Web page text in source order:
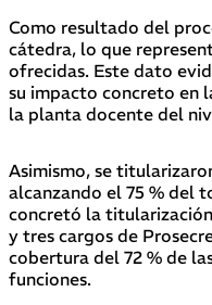
Como resultado del
cátedra, lo que
ofrecidas. Este dato
su impacto concreto en
la planta docente del
Asimismo, se
alcanzando el 75 % del
concretó la
y tres cargos de
cobertura del 72 % de
funciones.